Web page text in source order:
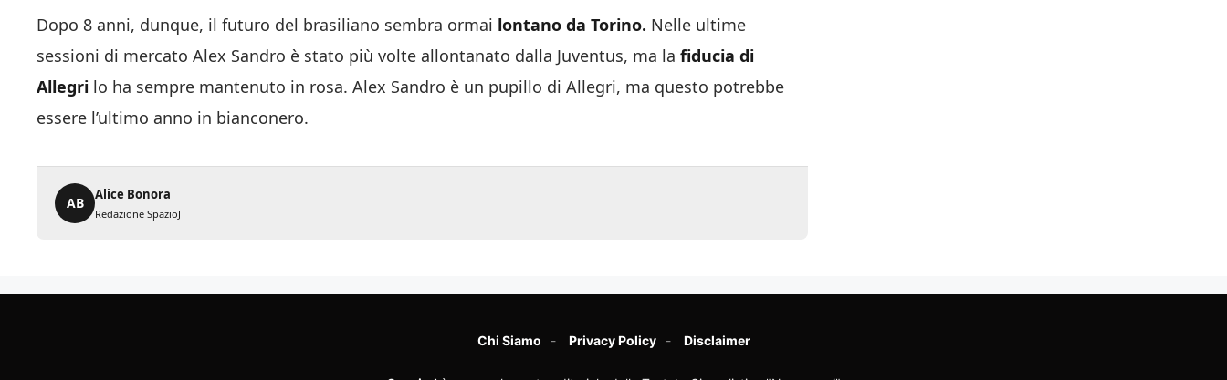
Dopo 8 anni, dunque, il futuro del brasiliano sembra ormai lontano da Torino. Nelle ultime
sessioni di mercato Alex Sandro è stato più volte allontanato dalla Juventus, ma la fiducia di
Allegri lo ha sempre mantenuto in rosa. Alex Sandro è un pupillo di Allegri, ma questo potrebbe
essere l’ultimo anno in bianconero.
AB
Alice Bonora
Redazione SpazioJ
Chi Siamo Privacy Policy Disclaimer